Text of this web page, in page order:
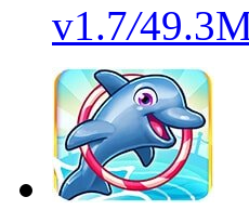
v1.7/